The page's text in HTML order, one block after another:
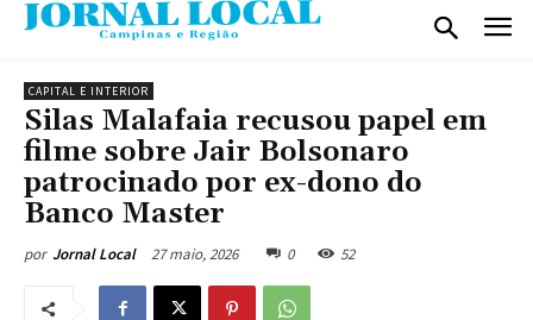
CAPITAL E INTERIOR
Silas Malafaia recusou papel em
filme sobre Jair Bolsonaro
patrocinado por ex-dono do
Banco Master
por Jornal Local 27 maio, 2026 0 52